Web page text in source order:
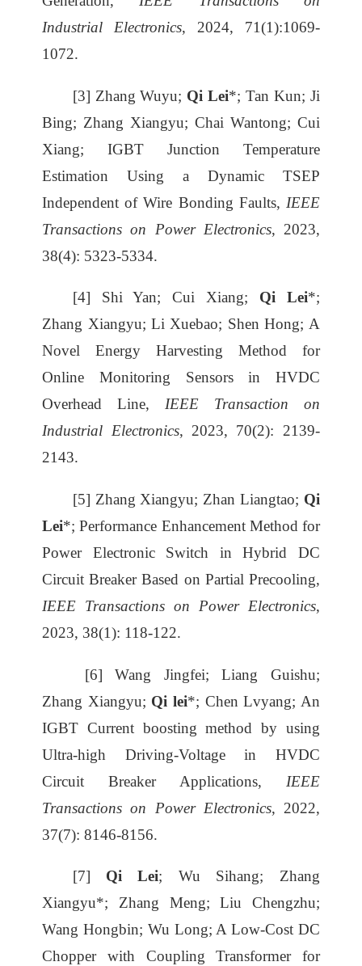
Industrial Electronics, 2024, 71(1):1069-
1072.
[3] Zhang Wuyu; Qi Lei*; Tan Kun; Ji
Bing; Zhang Xiangyu; Chai Wantong; Cui
Xiang; IGBT Junction Temperature
Estimation Using a Dynamic TSEP
Independent of Wire Bonding Faults, IEEE
Transactions on Power Electronics, 2023,
38(4): 5323-5334.
[4] Shi Yan; Cui Xiang; Qi Lei*;
Zhang Xiangyu; Li Xuebao; Shen Hong; A
Novel Energy Harvesting Method for
Online Monitoring Sensors in HVDC
Overhead Line, IEEE Transaction on
Industrial Electronics, 2023, 70(2): 2139-
2143.
[5] Zhang Xiangyu; Zhan Liangtao; Qi
Lei*; Performance Enhancement Method for
Power Electronic Switch in Hybrid DC
Circuit Breaker Based on Partial Precooling,
IEEE Transactions on Power Electronics,
2023, 38(1): 118-122.
[6] Wang Jingfei; Liang Guishu;
Zhang Xiangyu; Qi lei*; Chen Lvyang; An
IGBT Current boosting method by using
Ultra-high Driving-Voltage in HVDC
Circuit Breaker Applications, IEEE
Transactions on Power Electronics, 2022,
37(7): 8146-8156.
[7] Qi Lei; Wu Sihang; Zhang
Xiangyu*; Zhang Meng; Liu Chengzhu;
Wang Hongbin; Wu Long; A Low-Cost DC
Chopper with Coupling Transformer for